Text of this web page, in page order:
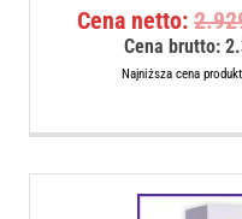
Cena netto:
Cena brutto:
Najniższa cena